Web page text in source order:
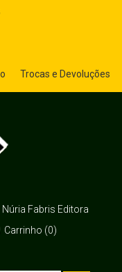
Trocas e Devoluções
Núria Fabris Editora
Carrinho (0)